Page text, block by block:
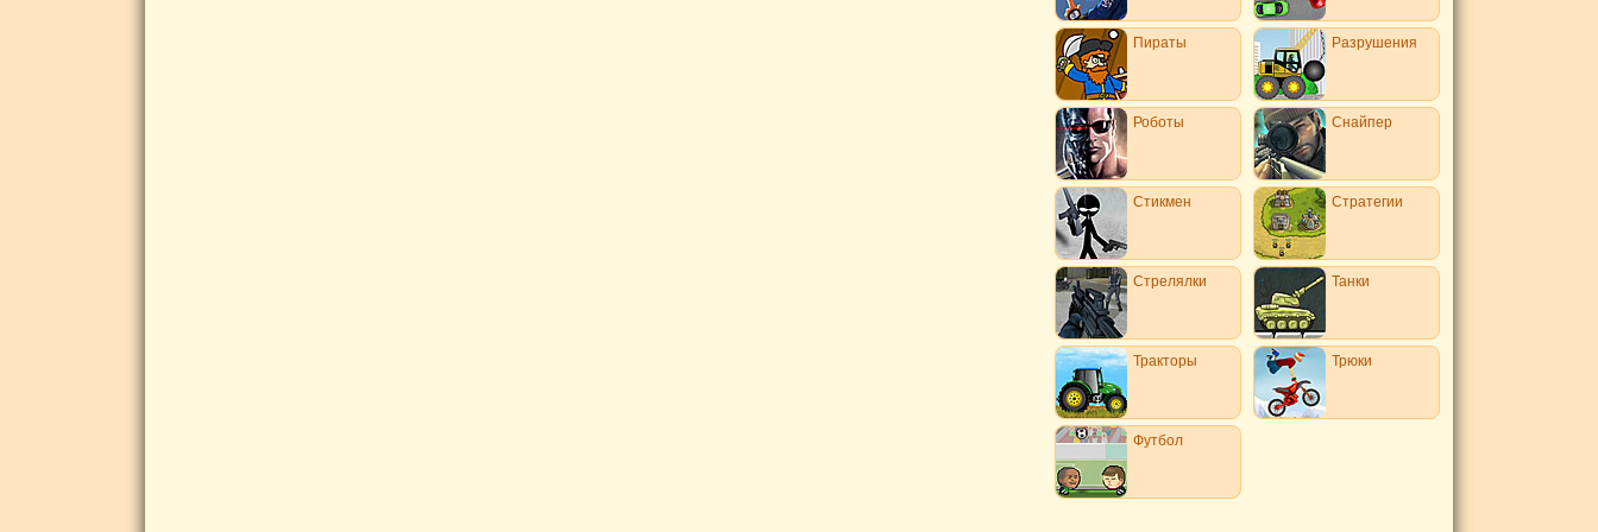
Пираты Разрушения
Роботы Снайпер
Стикмен Стратегии
Стрелялки Танки
Тракторы Трюки
Футбол